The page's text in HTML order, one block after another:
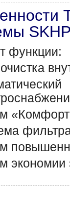
функции:
экономии